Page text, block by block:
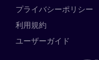
プライバシーポリシー
利用規約
ユーザーガイド